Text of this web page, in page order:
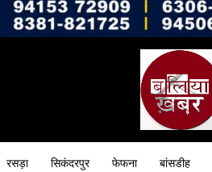
रसड़ा सिकंदरपुर फेफना बांसडीह